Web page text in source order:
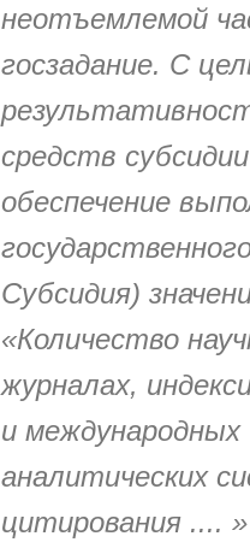
неотъемлемой
госзадание. С
средств
обеспечение
Субсидия)
«Количество
журналах,
и международных
аналитических
цитирования ....